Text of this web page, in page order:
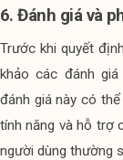
6. Đánh giá và
Trước khi quyết
khảo các đánh
đánh giá này có
tính năng và hỗ trợ
người dùng thường